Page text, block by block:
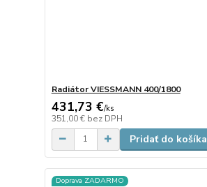
Radiátor VIESSMANN 400/1800
431,73 €/ks
351,00 € bez DPH
Pridať do košíka
Doprava ZADARMO